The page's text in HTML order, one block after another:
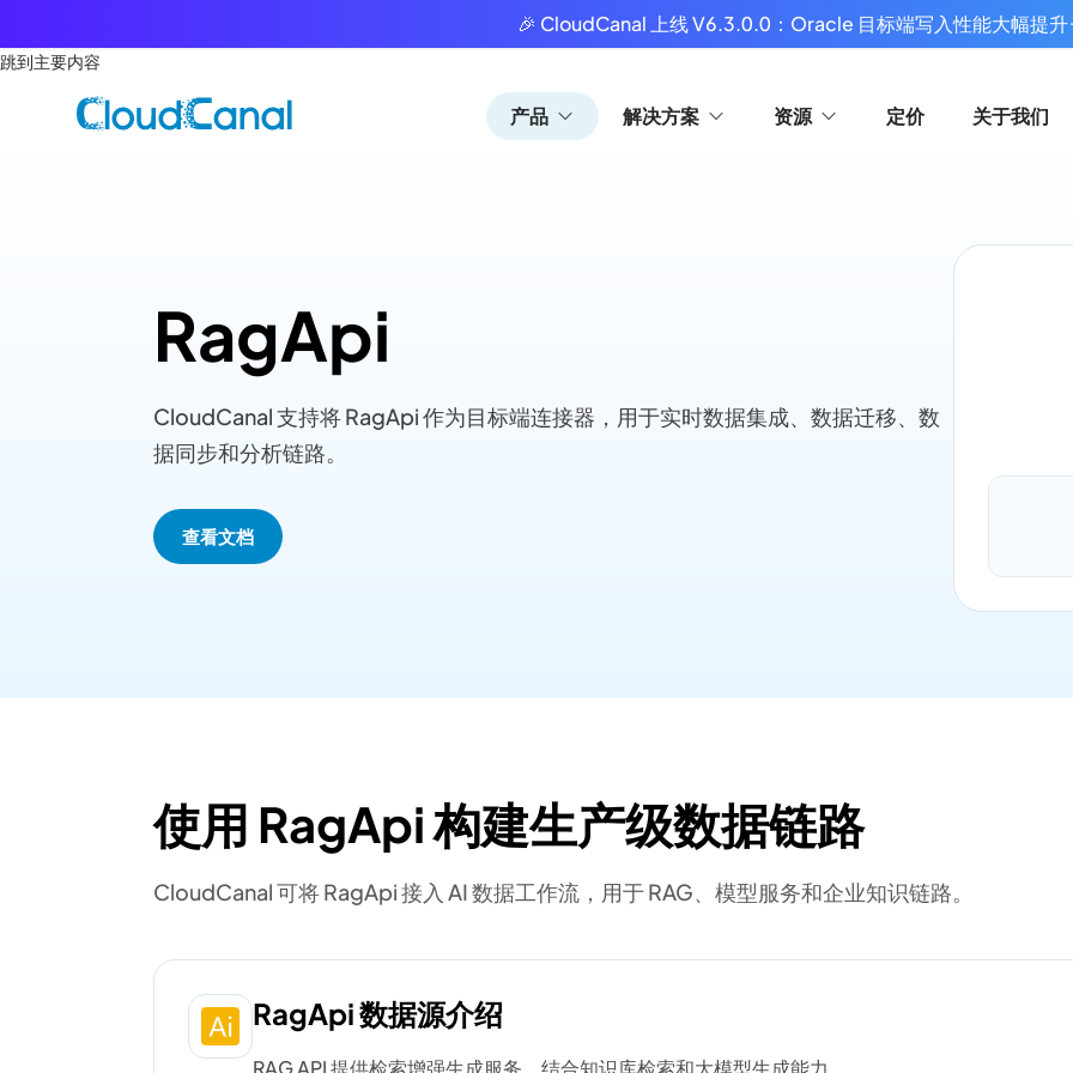
🎉 CloudCanal 上线 V6.3.0.0：Oracle 目标端写入性能大幅提升
跳到主要内容
产品 解决方案 资源 定价 关于我们
RagApi
CloudCanal 支持将 RagApi 作为目标端连接器，用于实时数据集成、数据迁移、数
据同步和分析链路。
查看文档
使用 RagApi 构建生产级数据链路
CloudCanal 可将 RagApi 接入 AI 数据工作流，用于 RAG、模型服务和企业知识链路。
RagApi 数据源介绍
RAG API 提供检索增强生成服务，结合知识库检索和大模型生成能力。